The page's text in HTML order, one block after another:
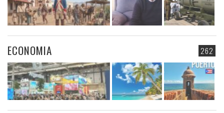
262
ECONOMIA